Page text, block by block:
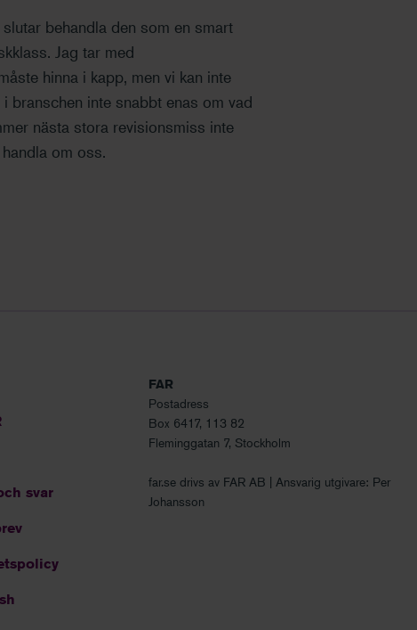
behandla den som en smart
Jag tar med
hinna i kapp, men vi kan inte
branschen inte snabbt enas om vad
nästa stora revisionsmiss inte
om oss.
svar
FAR
Postadress
Box 6417, 113 82
Fleminggatan 7, Stockholm
far.se drivs av FAR AB | Ansvarig utgivare: Per
Johansson